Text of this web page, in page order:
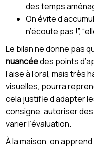
des temps
On évite
n’écoute pas !”,
Le bilan ne donne pas
nuancéedes points
l’aise à l’oral, mais
visuelles, pourra
cela justifie d’adapter
consigne, autoriser
varier l’évaluation.
À la maison, on